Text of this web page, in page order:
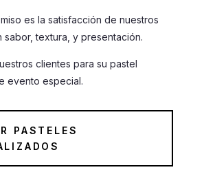
es la satisfacción de nuestros
sabor, textura, y presentación.
clientes para su pastel
evento especial.
PASTELES